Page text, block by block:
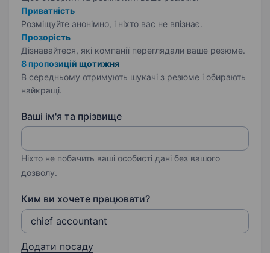
Приватність
Розміщуйте анонімно, і ніхто вас не впізнає.
Прозорість
Дізнавайтеся, які компанії переглядали ваше резюме.
8 пропозицій щотижня
В середньому отримують шукачі з резюме і обирають
найкращі.
Ваші ім'я та прізвище
Ніхто не побачить ваші особисті дані без вашого
дозволу.
Ким ви хочете працювати?
Додати посаду